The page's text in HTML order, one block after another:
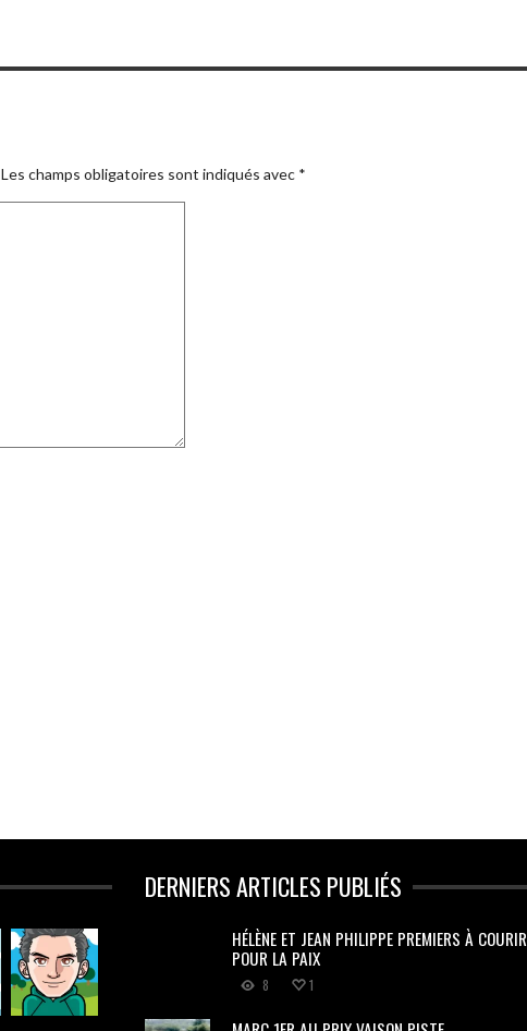
Les champs obligatoires sont indiqués avec *
DERNIERS ARTICLES PUBLIÉS
HÉLÈNE ET JEAN PHILIPPE PREMIERS À COURIR
POUR LA PAIX
8 1